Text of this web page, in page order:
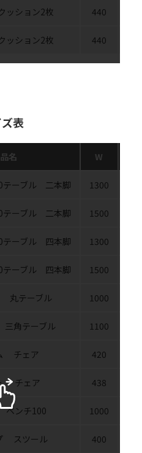
ッション2枚 440
ッション2枚 440
表
品名 W
テーブル 二本脚 1300
テーブル 二本脚 1500
テーブル 四本脚 1300
テーブル 四本脚 1500
丸テーブル 1000
角テーブル 1100
チェア 420
チェア 438
ンチ100 1000
スツール 400